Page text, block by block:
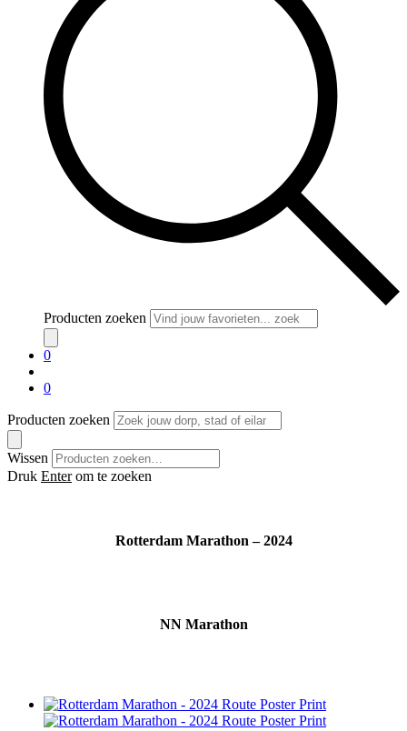
Producten zoeken
0
0
Producten zoeken
Wissen
Druk Enterom te zoeken
Rotterdam Marathon – 2024
NN Marathon